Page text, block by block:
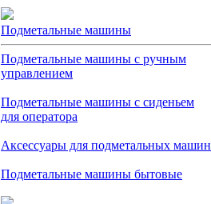
Подметальные машины
Подметальные машины с ручным
управлением
Подметальные машины с сиденьем
для оператора
Аксессуары для подметальных машин
Подметальные машины бытовые